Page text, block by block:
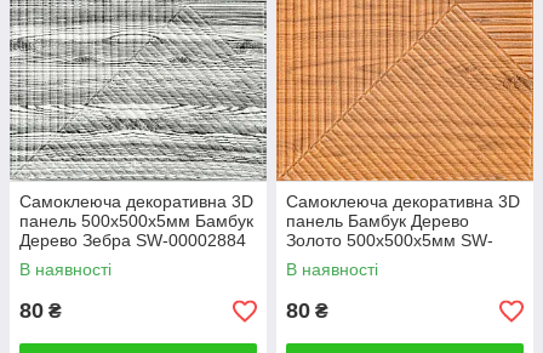
Самоклеюча декоративна 3D
панель 500х500х5мм Бамбук
Дерево Зебра SW-00002884
В наявності
80 ₴
Самоклеюча декоративна 3D
панель Бамбук Дерево
Золото 500х500х5мм SW-
00002885
В наявності
80 ₴